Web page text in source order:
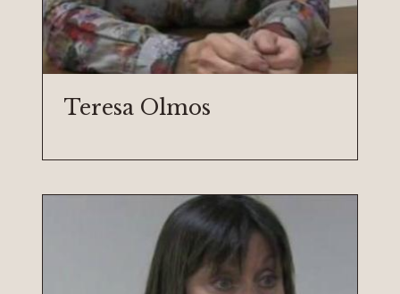
Teresa Olmos